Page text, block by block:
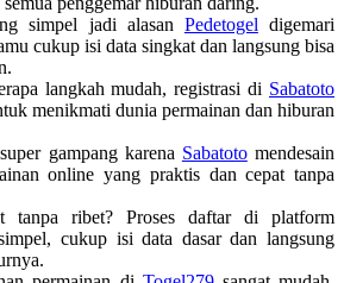
simpel jadi alasan Pedetogel digemari
cukup isi data singkat dan langsung bisa
langkah mudah, registrasi di Sabatoto
menikmati dunia permainan dan hiburan
gampang karena Sabatotomendesain
online yang praktis dan cepat tanpa
tanpa ribet? Proses daftar di platform
cukup isi data dasar dan langsung